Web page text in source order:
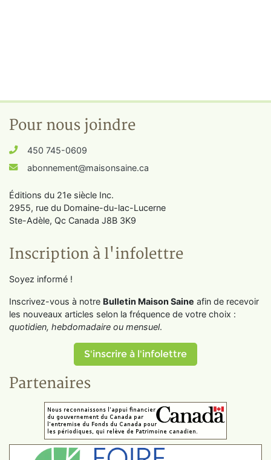
Pour nous joindre
450 745-0609
abonnement@maisonsaine.ca
Éditions du 21e siècle Inc.
2955, rue du Domaine-du-lac-Lucerne
Ste-Adèle, Qc Canada J8B 3K9
Inscription à l'infolettre
Soyez informé !
Inscrivez-vous à notre Bulletin Maison Saine afin de recevoir
les nouveaux articles selon la fréquence de votre choix :
quotidien, hebdomadaire ou mensuel.
S'inscrire à l'infolettre
Partenaires